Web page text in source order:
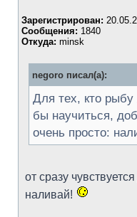
Зарегистрирован:
Сообщения: 1840
Откуда: minsk
negoro писал(а):
Для тех, кто рыбу
бы научиться,
очень просто:
от сразу
наливай!